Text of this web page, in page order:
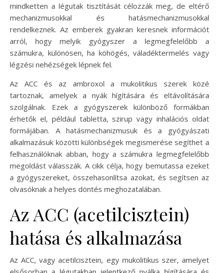
mindketten a légutak tisztítását célozzák meg, de eltérő
mechanizmusokkal és hatásmechanizmusokkal
rendelkeznek. Az emberek gyakran keresnek információt
arról, hogy melyik gyógyszer a legmegfelelőbb a
számukra, különösen, ha köhögés, váladéktermelés vagy
légzési nehézségek lépnek fel.
Az ACC és az ambroxol a mukolitikus szerek közé
tartoznak, amelyek a nyák hígítására és eltávolítására
szolgálnak. Ezek a gyógyszerek különböző formákban
érhetők el, például tabletta, szirup vagy inhalációs oldat
formájában. A hatásmechanizmusuk és a gyógyászati
alkalmazásuk közötti különbségek megismerése segíthet a
felhasználóknak abban, hogy a számukra legmegfelelőbb
megoldást válasszák. A cikk célja, hogy bemutassa ezeket
a gyógyszereket, összehasonlítsa azokat, és segítsen az
olvasóknak a helyes döntés meghozatalában.
Az ACC (acetilcisztein)
hatása és alkalmazása
Az ACC, vagy acetilcisztein, egy mukolitikus szer, amelyet